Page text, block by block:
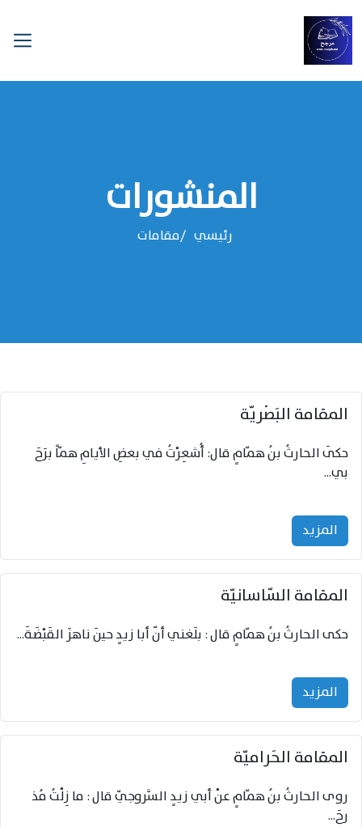
المنشورات
رئيسي مقامات
المقامة البَصْريّة
حكَى الحارثُ بنُ همّامٍ قال: أُشعِرْتُ في بعضِ الأيامِ همّاً برَحَ
بي...
المزید
المقامة السّاسانيّة
حكى الحارثُ بنُ همّامٍ قال : بلَغني أنّ أبا زيدٍ حينَ ناهزَ القَبْضَةَ...
المزید
المقامة الحَراميّة
روى الحارثُ بنُ همّامٍ عنْ أبي زيدٍ السَّروجيّ قال : ما زِلْتُ مُذ
رحَ...